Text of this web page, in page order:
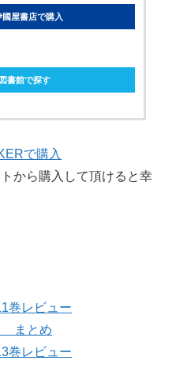
國屋書店で購入
図書館で探す
で購入
から購入して頂けると幸
巻レビュー
まとめ
巻レビュー